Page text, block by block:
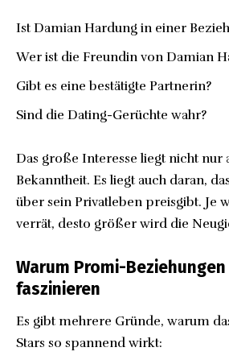
Ist Damian Hardung in einer
Wer ist die Freundin von Damian
Gibt es eine bestätigte Partnerin?
Sind die Dating-Gerüchte wahr?
Das große Interesse liegt nicht nur
Bekanntheit. Es liegt auch daran,
über sein Privatleben preisgibt. Je
verrät, desto größer wird die
Warum Promi-Beziehungen
faszinieren
Es gibt mehrere Gründe, warum
Stars so spannend wirkt: